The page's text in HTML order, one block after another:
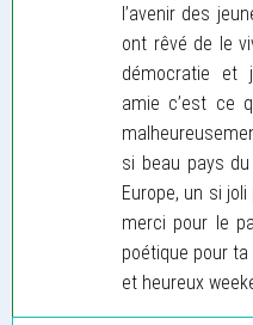
l’avenir des
ont rêvé de le
démocratie et
amie c’est ce
si beau pays
Europe, un si
merci pour le
poétique pour
et heureux